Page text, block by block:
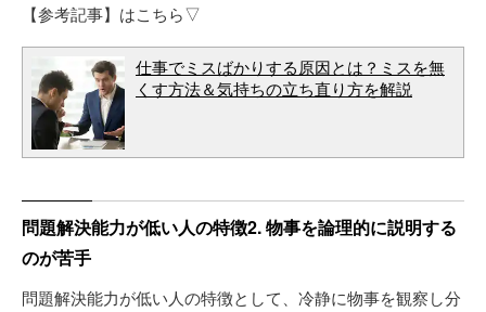
【参考記事】はこちら▽
仕事でミスばかりする原因とは？ミスを無
くす方法＆気持ちの立ち直り方を解説
問題解決能力が低い人の特徴2. 物事を論理的に説明する
のが苦手
問題解決能力が低い人の特徴として、冷静に物事を観察し分